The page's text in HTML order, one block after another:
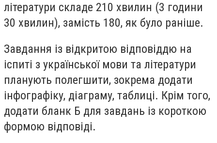
літератури складе 210 хвилин (3 години
30 хвилин), замість 180, як було раніше.
Завдання із відкритою відповіддю на
іспиті з української мови та літератури
планують полегшити, зокрема додати
інфографіку, діаграму, таблиці. Крім того,
додати бланк Б для завдань із короткою
формою відповіді.